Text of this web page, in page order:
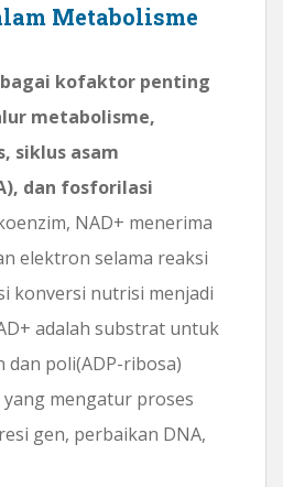
Metabolisme
kofaktor penting
metabolisme,
siklus asam
dan fosforilasi
NAD+ menerima
elektron selama reaksi
konversi nutrisi menjadi
adalah substrat untuk
poli(ADP-ribosa)
yang mengatur proses
gen, perbaikan DNA,